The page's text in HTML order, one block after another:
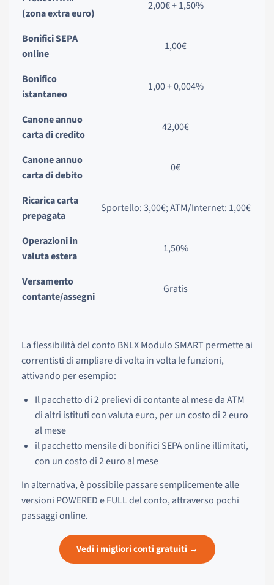
(zona extra euro)
2,00€ + 1,50%
Bonifici SEPA
online
1,00€
Bonifico
istantaneo
1,00 + 0,004%
Canone annuo
carta di credito
42,00€
Canone annuo
carta di debito
0€
Ricarica carta
prepagata
Sportello: 3,00€; ATM/Internet: 1,00€
Operazioni in
valuta estera
1,50%
Versamento
contante/assegni
Gratis
La flessibilità del conto BNLX Modulo SMART permette ai
correntisti di ampliare di volta in volta le funzioni,
attivando per esempio:
Il pacchetto di 2 prelievi di contante al mese da ATM
di altri istituti con valuta euro, per un costo di 2 euro
al mese
il pacchetto mensile di bonifici SEPA online illimitati,
con un costo di 2 euro al mese
In alternativa, è possibile passare semplicemente alle
versioni POWERED e FULL del conto, attraverso pochi
passaggi online.
Vedi i migliori conti gratuiti →